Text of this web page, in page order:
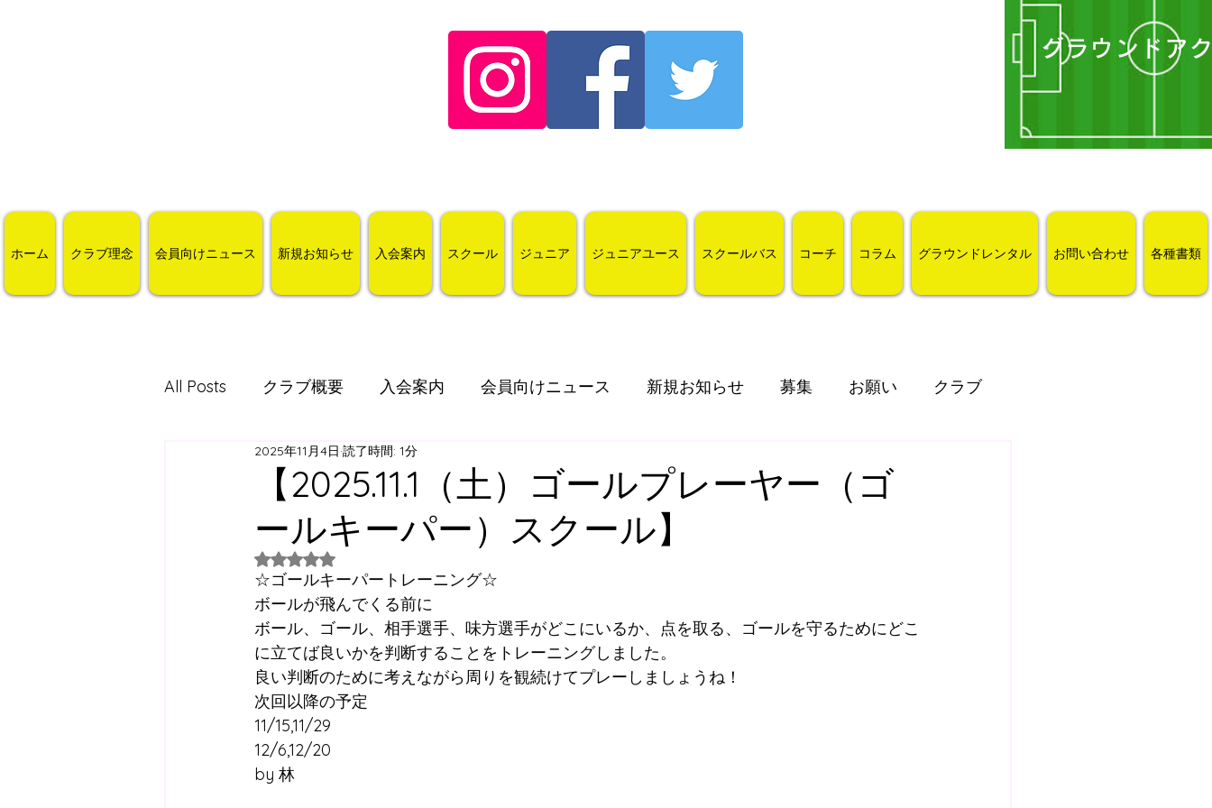
グラウンドア
ホーム クラブ理念 会員向けニュース 新規お知らせ 入会案内 スクール ジュニア ジュニアユース スクールバス コーチ コラム グラウンドレンタル お問い合わせ 各種書類
All Posts クラブ概要 入会案内 会員向けニュース 新規お知らせ 募集 お願い クラブ
ジュニアユース ジュニア
西神スクール すずらんスクール 舞多聞スクール プレゴスクール
日曜スクール アジリティスクール
西神方面スクールバス すずらん方面スクールバス 明石方面スクールバス
【2025.11.1（土）ゴールプレーヤー（ゴ
ールキーパー）スクール】
2025年11月4日 読了時間: 1分
5つ星のうちNaNと評価されています。
☆ゴールキーパートレーニング☆
ボールが飛んでくる前に
ボール、ゴール、相手選手、味方選手がどこにいるか、点を取る、ゴールを守るためにどこ
に立てば良いかを判断することをトレーニングしました。
良い判断のために考えながら周りを観続けてプレーしましょうね！
次回以降の予定
11/15,11/29
12/6,12/20
by 林